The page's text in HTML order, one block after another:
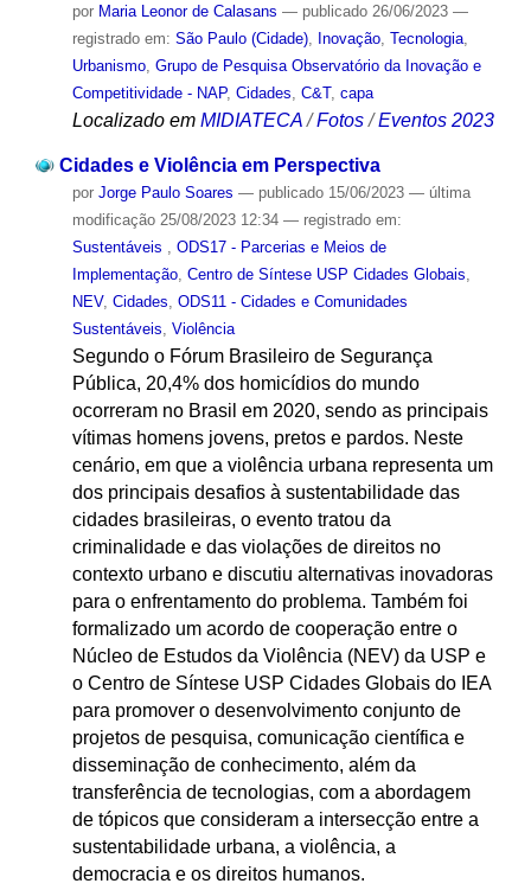
por Maria Leonor de Calasans — publicado26/06/2023 —
registrado em: São Paulo (Cidade), Inovação, Tecnologia,
Urbanismo, Grupo de Pesquisa Observatório da Inovação e
Competitividade - NAP, Cidades C&T, capa
Localizado em MIDIATECA /Fotos /Eventos 2023
Cidades e Violência em Perspectiva
por Jorge Paulo Soares — publicado15/06/2023 — última
modificação25/08/2023 12:34 — registrado em:
Sustentáveis , ODS17 - Parcerias e Meios de
Implementação, Centro de Síntese USP Cidades Globais,
NEV, Cidades, ODS11 - Cidades e Comunidades
Sustentáveis, Violência
Segundo o Fórum Brasileiro de Segurança
Pública, 20,4% dos homicídios do mundo
ocorreram no Brasil em 2020, sendo as principais
vítimas homens jovens, pretos e pardos. Neste
cenário, em que a violência urbana representa um
dos principais desafios à sustentabilidade das
cidades brasileiras, o evento tratou da
criminalidade e das violações de direitos no
contexto urbano e discutiu alternativas inovadoras
para o enfrentamento do problema. Também foi
formalizado um acordo de cooperação entre o
Núcleo de Estudos da Violência (NEV) da USP e
o Centro de Síntese USP Cidades Globais do IEA
para promover o desenvolvimento conjunto de
projetos de pesquisa, comunicação científica e
disseminação de conhecimento, além da
transferência de tecnologias, com a abordagem
de tópicos que consideram a intersecção entre a
sustentabilidade urbana, a violência, a
democracia e os direitos humanos.